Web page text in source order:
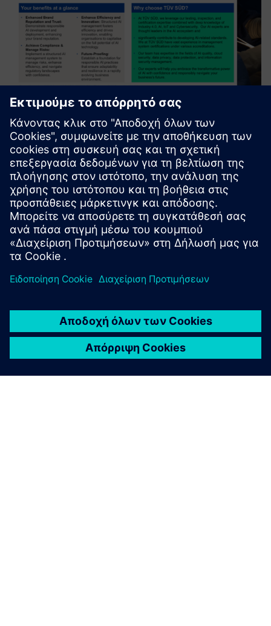
ISO 42001: AI Management,
Advisory & Certification
ISO 42001 is an international standard for AI management
systems, defining requirements for responsible and
trustworthy use of AI. It enables organizations to
implement governance, risk management, and continuous
improvement proce...
Μάθετε περισσότερα